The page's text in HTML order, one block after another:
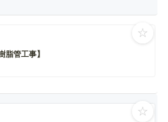
管工事】
☆
☆